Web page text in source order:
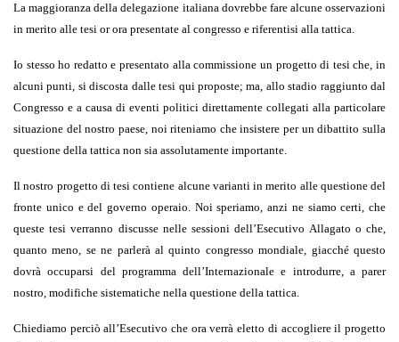
La maggioranza della delegazione italiana dovrebbe fare alcune osservazioni
in merito alle tesi or ora presentate al congresso e riferentisi alla tattica.
Io stesso ho redatto e presentato alla commissione un progetto di tesi che, in
alcuni punti, si discosta dalle tesi qui proposte; ma, allo stadio raggiunto dal
Congresso e a causa di eventi politici direttamente collegati alla particolare
situazione del nostro paese, noi riteniamo che insistere per un dibattito sulla
questione della tattica non sia assolutamente importante.
Il nostro progetto di tesi contiene alcune varianti in merito alle questione del
fronte unico e del governo operaio. Noi speriamo, anzi ne siamo certi, che
queste tesi verranno discusse nelle sessioni dell’Esecutivo Allagato o che,
quanto meno, se ne parlerà al quinto congresso mondiale, giacché questo
dovrà occuparsi del programma dell’Internazionale e introdurre, a parer
nostro, modifiche sistematiche nella questione della tattica.
Chiediamo perciò all’Esecutivo che ora verrà eletto di accogliere il progetto